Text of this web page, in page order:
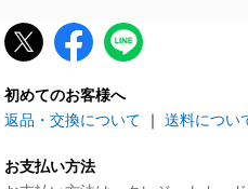
初めてのお客様へ
返品・交換について ｜ 送料につい
お支払い方法